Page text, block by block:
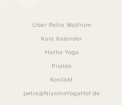
Über Petra Wolfrum
Kurs Kalender
Hatha Yoga
Pilates
Kontakt
petra@NiyamaYogaHof.de